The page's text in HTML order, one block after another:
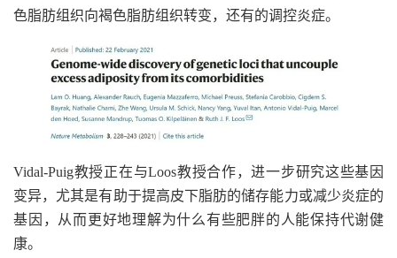
色脂肪组织向褐色脂肪组织转变，还有的调控炎症。
Vidal-Puig教授正在与Loos教授合作，进一步研究这些基因
变异，尤其是有助于提高皮下脂肪的储存能力或减少炎症的
基因，从而更好地理解为什么有些肥胖的人能保持代谢健
康。